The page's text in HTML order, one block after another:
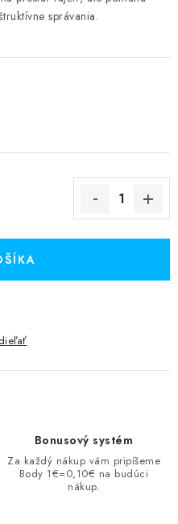
správania.
Bonusový systém
Za každý nákup vám pripíšeme
Body 1€=0,10€ na budúci
nákup.